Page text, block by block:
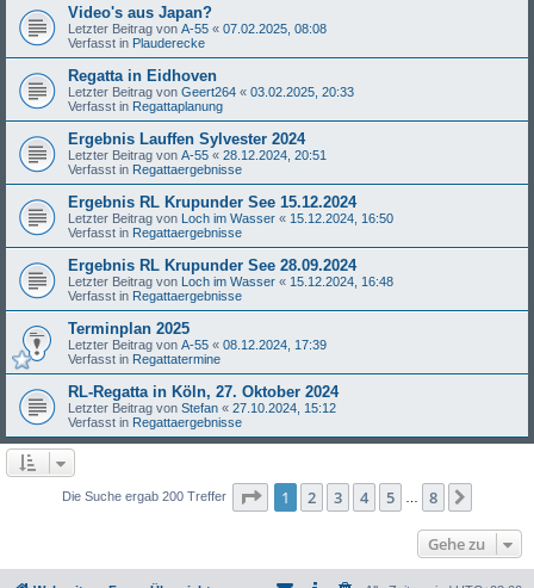
Video's aus Japan?
Letzter Beitrag von A-55 « 07.02.2025, 08:08
Verfasst in Plauderecke
Regatta in Eidhoven
Letzter Beitrag von Geert264 « 03.02.2025, 20:33
Verfasst in Regattaplanung
Ergebnis Lauffen Sylvester 2024
Letzter Beitrag von A-55 « 28.12.2024, 20:51
Verfasst in Regattaergebnisse
Ergebnis RL Krupunder See 15.12.2024
Letzter Beitrag von Loch im Wasser « 15.12.2024, 16:50
Verfasst in Regattaergebnisse
Ergebnis RL Krupunder See 28.09.2024
Letzter Beitrag von Loch im Wasser « 15.12.2024, 16:48
Verfasst in Regattaergebnisse
Terminplan 2025
Letzter Beitrag von A-55 « 08.12.2024, 17:39
Verfasst in Regattatermine
RL-Regatta in Köln, 27. Oktober 2024
Letzter Beitrag von Stefan « 27.10.2024, 15:12
Verfasst in Regattaergebnisse
Die Suche ergab 200 Treffer Seite 1von
1 2 3 4 5 8
Gehe zu